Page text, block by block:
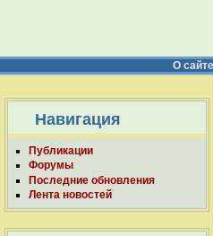
О сайте
Навигация
Публикации
Форумы
Последние обновления
Лента новостей